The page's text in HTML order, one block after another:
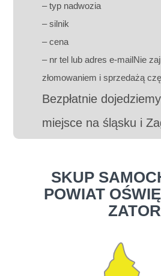
– typ nadwozia
– silnik
– cena
– nr tel lub adres e-mailNie
złomowaniem i sprzedażą
Bezpłatnie
miejsce na śląsku i
SKUP
POWIAT
ZATOR